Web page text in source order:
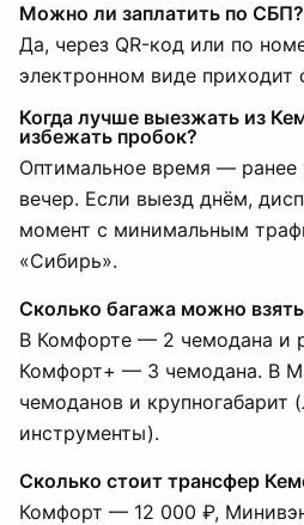
Можно ли заплатить по СБП?
Да, через QR-код или по
электронном виде приходит
Когда лучше выезжать из
избежать пробок?
Оптимальное время — ранее
вечер. Если выезд днём,
момент с минимальным
«Сибирь».
Сколько багажа можно
В Комфорте — 2 чемодана и
Комфорт+ — 3 чемодана. В
чемоданов и крупногабарит
инструменты).
Сколько стоит трансфер
Комфорт — 12 000 ₽,